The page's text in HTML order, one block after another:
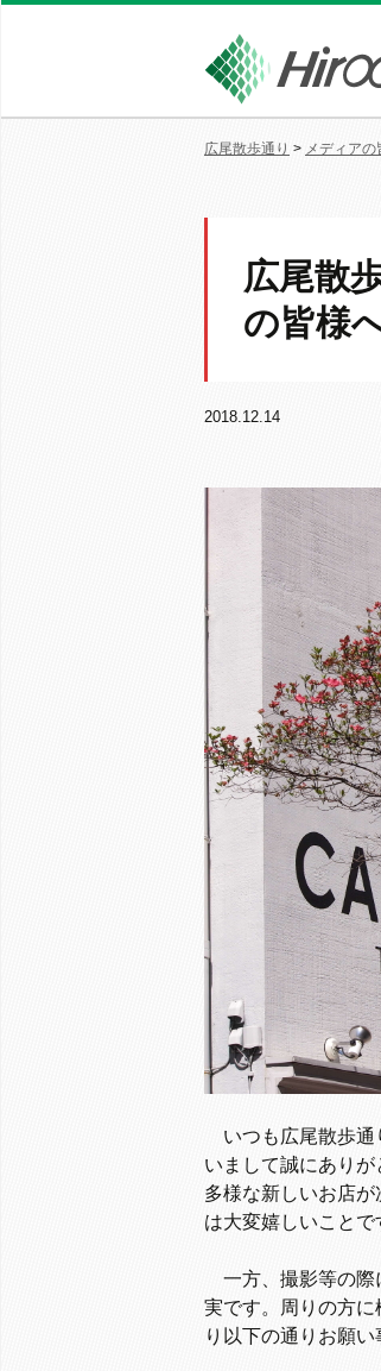
広尾散歩通り > メディアの
広尾散
の皆様
2018.12.14
いつも広尾散歩通
いまして誠にあり
多様な新しいお店
は大変嬉しいことで
一方、撮影等の際
実です。周りの方
り以下の通りお願